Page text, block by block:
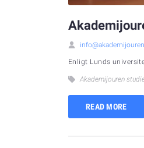
Enligt Lunds
Akademijouren
READ MORE